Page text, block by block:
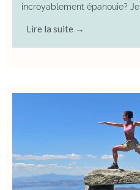
incroyablement épanouie? Je
Lire la suite →